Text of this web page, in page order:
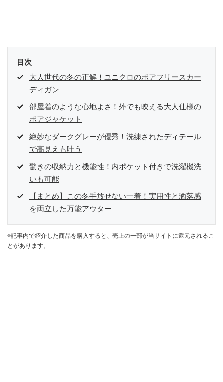
目次
大人世代の冬の正解！ユニクロのボアフリースカー
ディガン
部屋着のような心地よさ！外でも映える大人仕様の
ボアジャケット
絶妙なダークグレーが優秀！洗練されたディテール
で高見えも叶う
驚きの収納力と機能性！内ポケット付きで洗濯機洗
いも可能
【まとめ】この冬手放せない一着！実用性と洒落感
を両立した万能アウター
※記事内で紹介した商品を購入すると、売上の一部が当サイトに還元されるこ
とがあります。